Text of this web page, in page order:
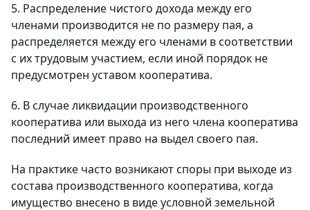
5. Распределение чистого дохода между его
членами производится не по размеру пая, а
распределяется между его членами в соответствии
с их трудовым участием, если иной порядок не
предусмотрен уставом кооператива.
6. В случае ликвидации производственного
кооператива или выхода из него члена кооператива
последний имеет право на выдел своего пая.
На практике часто возникают споры при выходе из
состава производственного кооператива, когда
имущество внесено в виде условной земельной